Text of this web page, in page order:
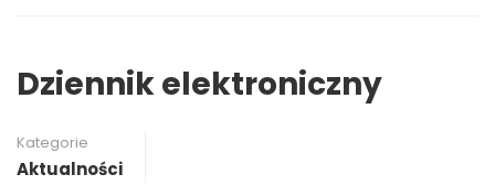
Dziennik elektroniczny
Kategorie
Aktualności